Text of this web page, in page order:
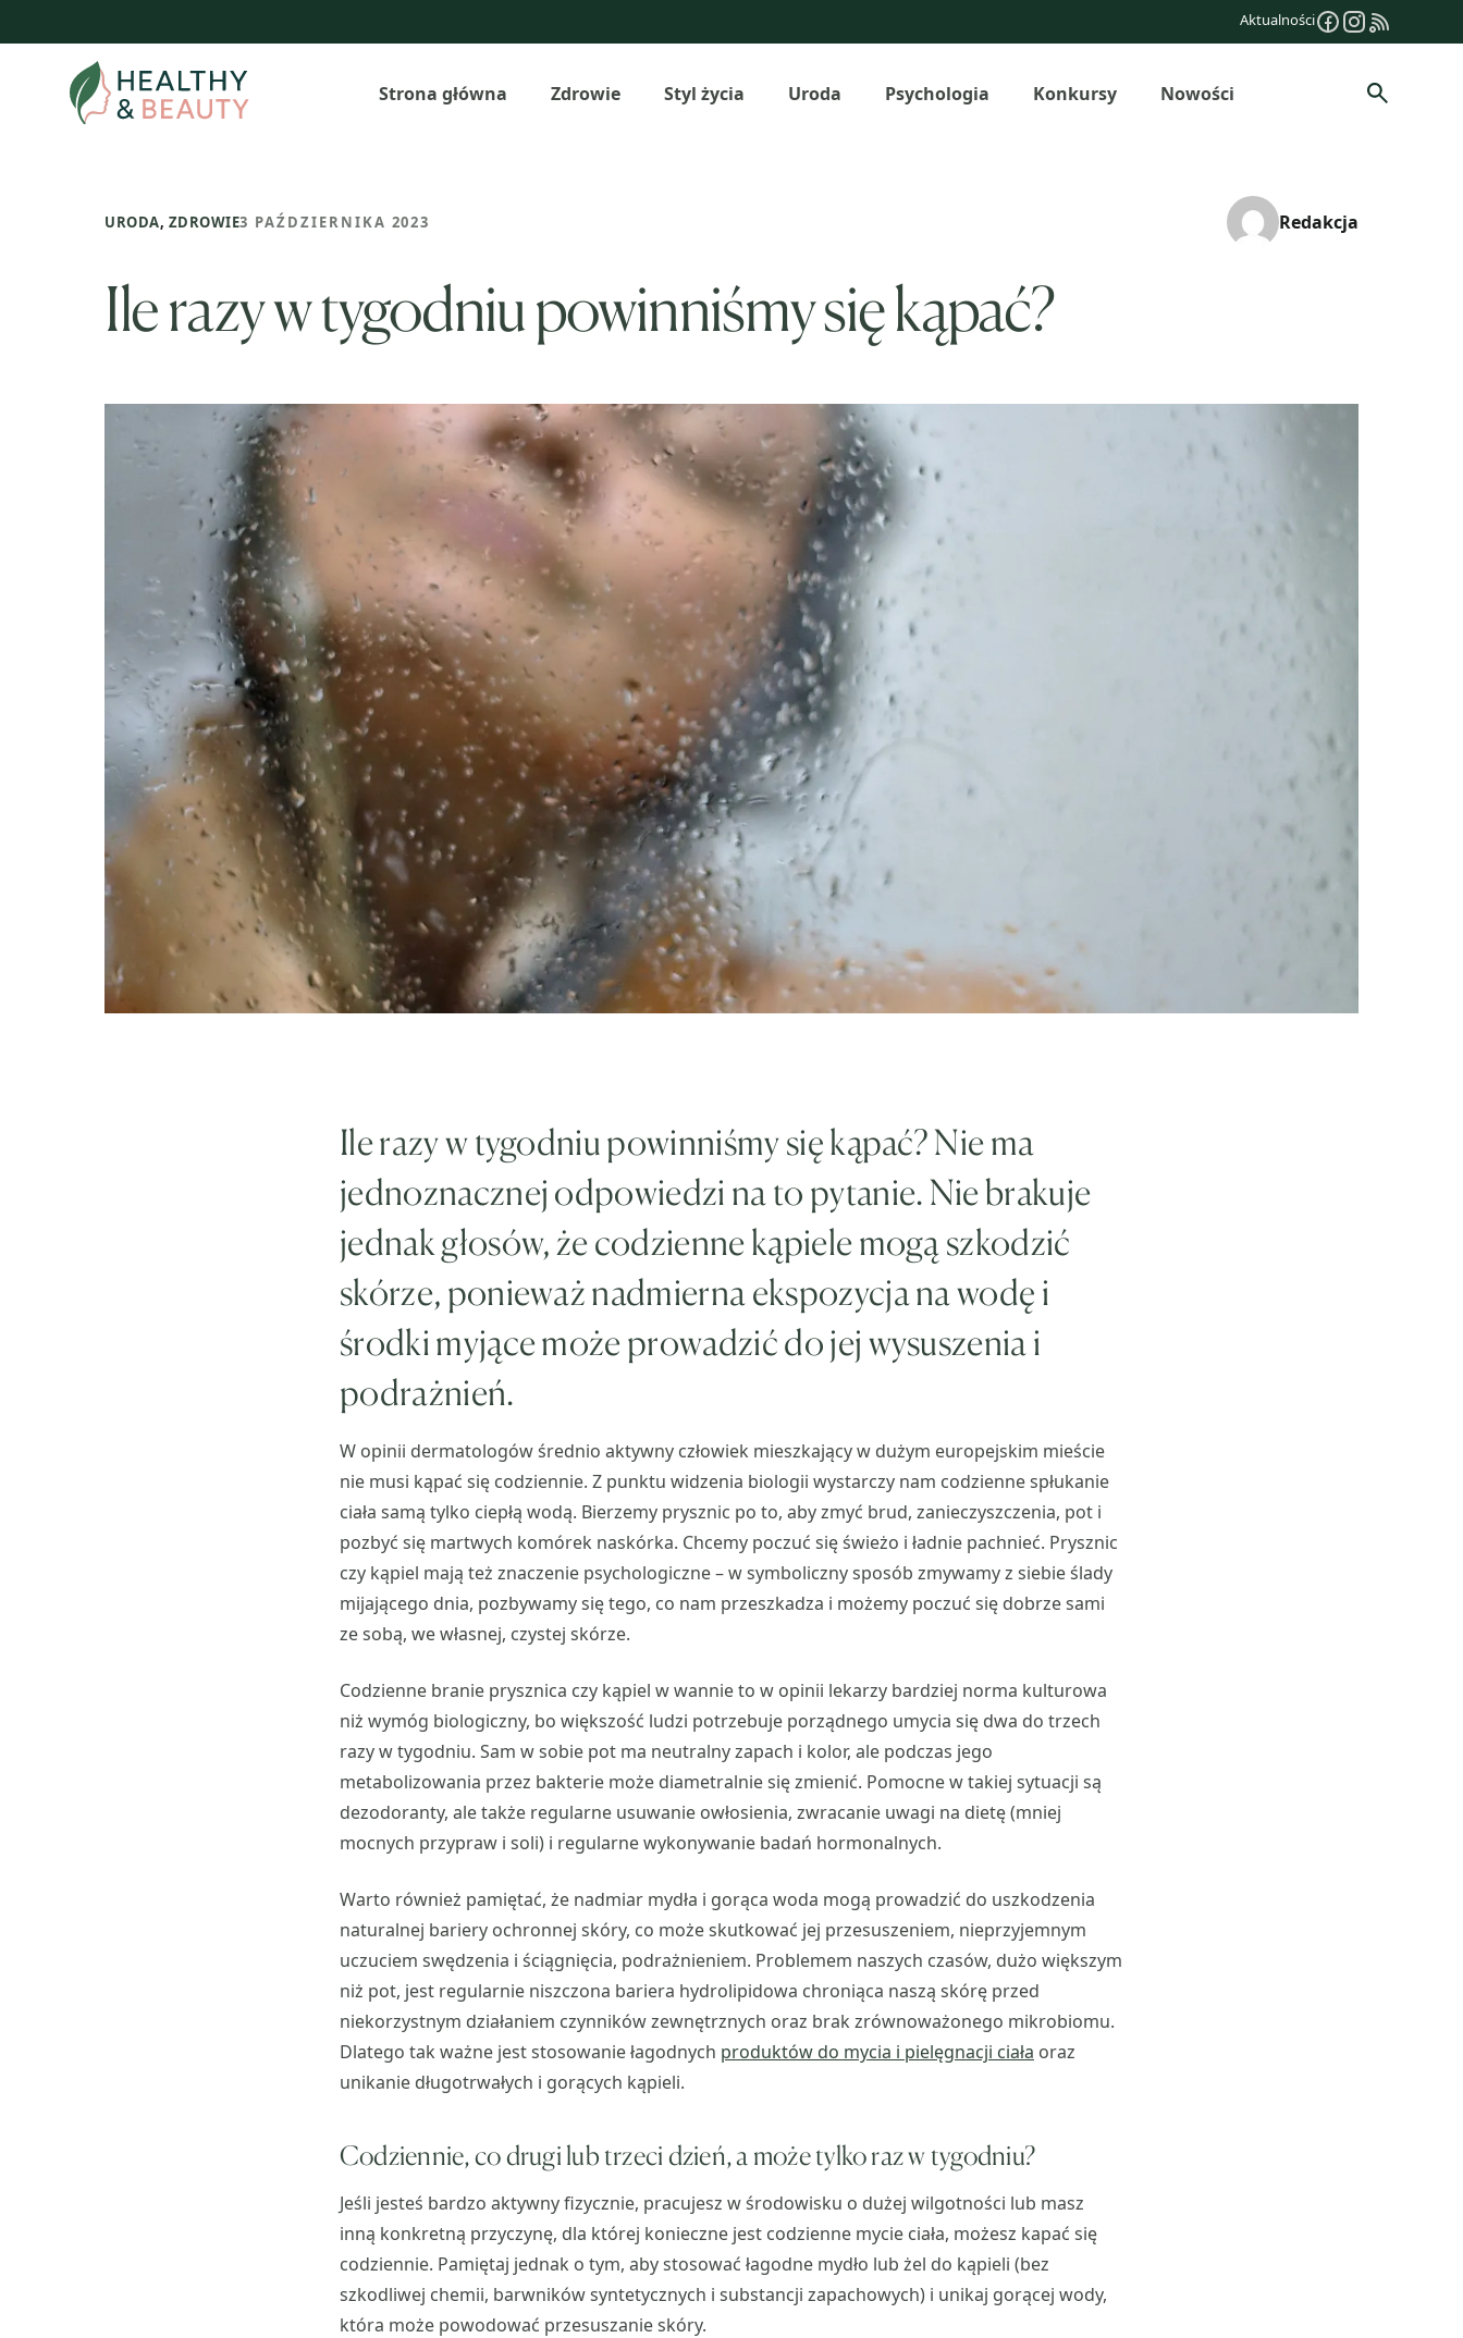
do
Aktualności
Strona główna Zdrowie Styl życia Uroda Psychologia Konkursy Nowości Szukaj
URODA, ZDROWIE3 PAŹDZIERNIKA 2023 Redakcja
Ile razy w tygodniu powinniśmy się kąpać?
Ile razy w tygodniu powinniśmy się kąpać? Nie ma
jednoznacznej odpowiedzi na to pytanie. Nie brakuje
jednak głosów, że codzienne kąpiele mogą szkodzić
skórze, ponieważ nadmierna ekspozycja na wodę i
środki myjące może prowadzić do jej wysuszenia i
podrażnień.
W opinii dermatologów średnio aktywny człowiek mieszkający w dużym europejskim mieście
nie musi kąpać się codziennie. Z punktu widzenia biologii wystarczy nam codzienne spłukanie
ciała samą tylko ciepłą wodą. Bierzemy prysznic po to, aby zmyć brud, zanieczyszczenia, pot i
pozbyć się martwych komórek naskórka. Chcemy poczuć się świeżo i ładnie pachnieć. Prysznic
czy kąpiel mają też znaczenie psychologiczne – w symboliczny sposób zmywamy z siebie ślady
mijającego dnia, pozbywamy się tego, co nam przeszkadza i możemy poczuć się dobrze sami
ze sobą, we własnej, czystej skórze.
Codzienne branie prysznica czy kąpiel w wannie to w opinii lekarzy bardziej norma kulturowa
niż wymóg biologiczny, bo większość ludzi potrzebuje porządnego umycia się dwa do trzech
razy w tygodniu. Sam w sobie pot ma neutralny zapach i kolor, ale podczas jego
metabolizowania przez bakterie może diametralnie się zmienić. Pomocne w takiej sytuacji są
dezodoranty, ale także regularne usuwanie owłosienia, zwracanie uwagi na dietę (mniej
mocnych przypraw i soli) i regularne wykonywanie badań hormonalnych.
Warto również pamiętać, że nadmiar mydła i gorąca woda mogą prowadzić do uszkodzenia
naturalnej bariery ochronnej skóry, co może skutkować jej przesuszeniem, nieprzyjemnym
uczuciem swędzenia i ściągnięcia, podrażnieniem. Problemem naszych czasów, dużo większym
niż pot, jest regularnie niszczona bariera hydrolipidowa chroniąca naszą skórę przed
niekorzystnym działaniem czynników zewnętrznych oraz brak zrównoważonego mikrobiomu.
Dlatego tak ważne jest stosowanie łagodnych produktów do mycia i pielęgnacji ciała oraz
unikanie długotrwałych i gorących kąpieli.
Codziennie, co drugi lub trzeci dzień, a może tylko raz w tygodniu?
Jeśli jesteś bardzo aktywny fizycznie, pracujesz w środowisku o dużej wilgotności lub masz
inną konkretną przyczynę, dla której konieczne jest codzienne mycie ciała, możesz kapać się
codziennie. Pamiętaj jednak o tym, aby stosować łagodne mydło lub żel do kąpieli (bez
szkodliwej chemii, barwników syntetycznych i substancji zapachowych) i unikaj gorącej wody,
która może powodować przesuszanie skóry.